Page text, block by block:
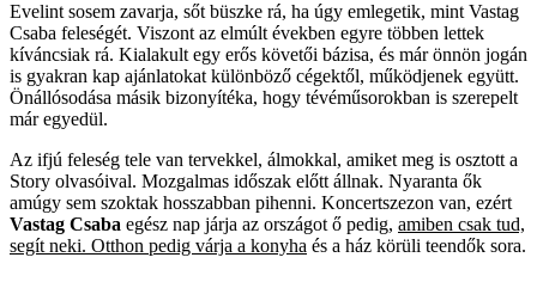
Evelint sosem zavarja, sőt büszke rá, ha úgy emlegetik, mint Vastag
Csaba feleségét. Viszont az elmúlt években egyre többen lettek
kíváncsiak rá. Kialakult egy erős követői bázisa, és már önnön jogán
is gyakran kap ajánlatokat különböző cégektől, működjenek együtt.
Önállósodása másik bizonyítéka, hogy tévéműsorokban is szerepelt
már egyedül.
Az ifjú feleség tele van tervekkel, álmokkal, amiket meg is osztott a
Story olvasóival. Mozgalmas időszak előtt állnak. Nyaranta ők
amúgy sem szoktak hosszabban pihenni. Koncertszezon van, ezért
Vastag Csaba egész nap járja az országot ő pedig, amiben csak tud,
segít neki. Otthon pedig várja a konyha és a ház körüli teendők sora.